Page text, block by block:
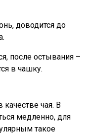
доводится до
после остывания –
в чашку.
чая. В
медленно, для
такое